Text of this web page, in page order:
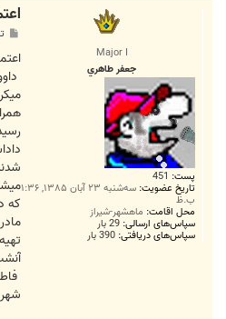
Major I
جعفر طاهري
پست: 451
تاریخ عضویت: سه‌شنبه ۲۳ آبان ۱۳۸۵, ۱:۳۶
ب.ظ
محل اقامت: ماهشهر-شیراز
سپاس‌های ارسالی: 29 بار
سپاس‌های دریافتی: 390 بار
ت
که